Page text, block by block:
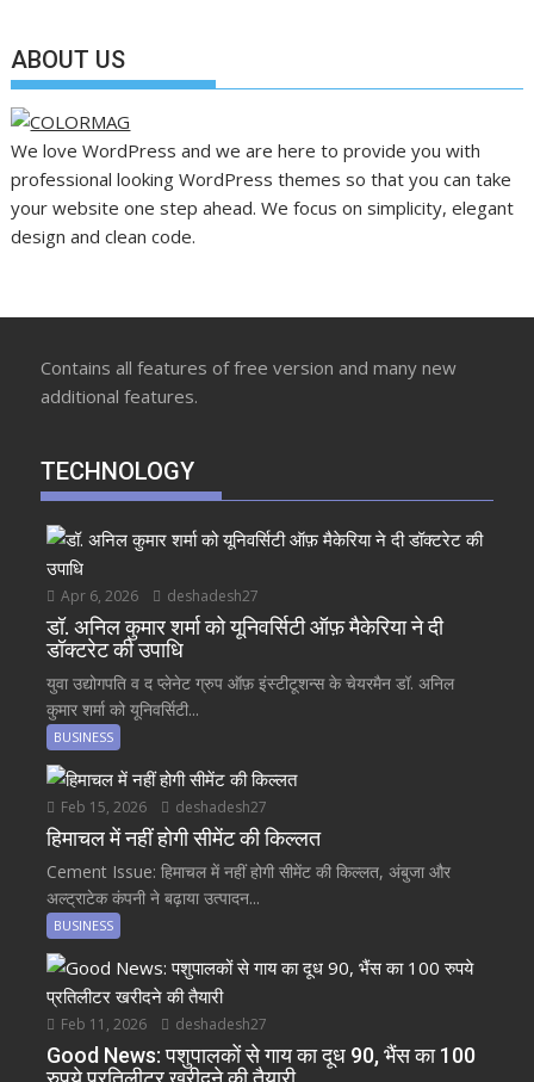
ABOUT US
We love WordPress and we are here to provide you with
professional looking WordPress themes so that you can take
your website one step ahead. We focus on simplicity, elegant
design and clean code.
Contains all features of free version and many new
additional features.
TECHNOLOGY
Apr 6, 2026 deshadesh27
डॉ. अनिल कुमार शर्मा को यूनिवर्सिटी ऑफ़ मैकेरिया ने दी
डॉक्टरेट की उपाधि
युवा उद्योगपति व द प्लेनेट ग्रुप ऑफ़ इंस्टीटूशन्स के चेयरमैन डॉ. अनिल
कुमार शर्मा को यूनिवर्सिटी...
BUSINESS
Feb 15, 2026 deshadesh27
हिमाचल में नहीं होगी सीमेंट की किल्लत
Cement Issue: हिमाचल में नहीं होगी सीमेंट की किल्लत, अंबुजा और
अल्ट्राटेक कंपनी ने बढ़ाया उत्पादन...
BUSINESS
Feb 11, 2026 deshadesh27
Good News: पशुपालकों से गाय का दूध 90, भैंस का 100